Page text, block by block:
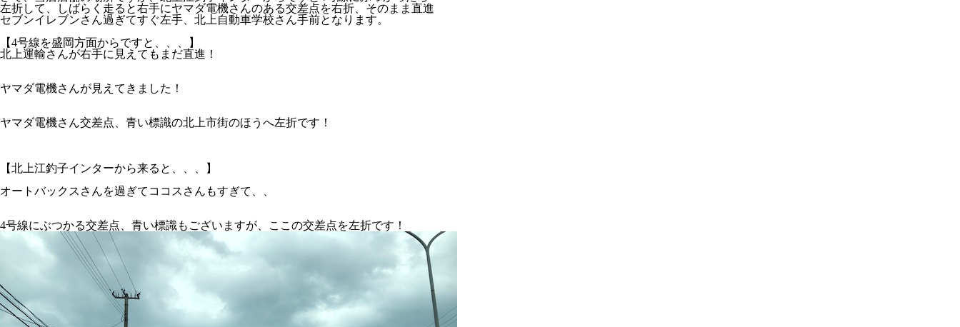
左折して、しばらく走ると右手にヤマダ電機さんのある交差点を右折、そのまま直進
セブンイレブンさん過ぎてすぐ左手、北上自動車学校さん手前となります。
【4号線を盛岡方面からですと、、、】
北上運輸さんが右手に見えてもまだ直進！
ヤマダ電機さんが見えてきました！
ヤマダ電機さん交差点、青い標識の北上市街のほうへ左折です！
【北上江釣子インターから来ると、、、】
オートバックスさんを過ぎてココスさんもすぎて、、
4号線にぶつかる交差点、青い標識もございますが、ここの交差点を左折です！